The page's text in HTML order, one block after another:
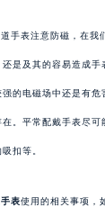
表注意防磁，在我
是及其的容易造成
的电磁场中还是有
。平常配戴手表尽
扣等。
表使用的相关事项，